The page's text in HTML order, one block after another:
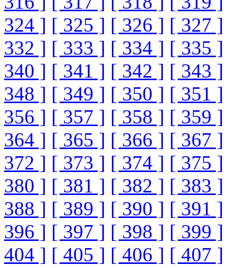
324 ] [ 325 ] [ 326 ] [ 327 ]
332 ] [ 333 ] [ 334 ] [ 335 ]
340 ] [ 341 ] [ 342 ] [ 343 ]
348 ] [ 349 ] [ 350 ] [ 351 ]
356 ] [ 357 ] [ 358 ] [ 359 ]
364 ] [ 365 ] [ 366 ] [ 367 ]
372 ] [ 373 ] [ 374 ] [ 375 ]
380 ] [ 381 ] [ 382 ] [ 383 ]
388 ] [ 389 ] [ 390 ] [ 391 ]
396 ] [ 397 ] [ 398 ] [ 399 ]
404 ] [ 405 ] [ 406 ] [ 407 ]